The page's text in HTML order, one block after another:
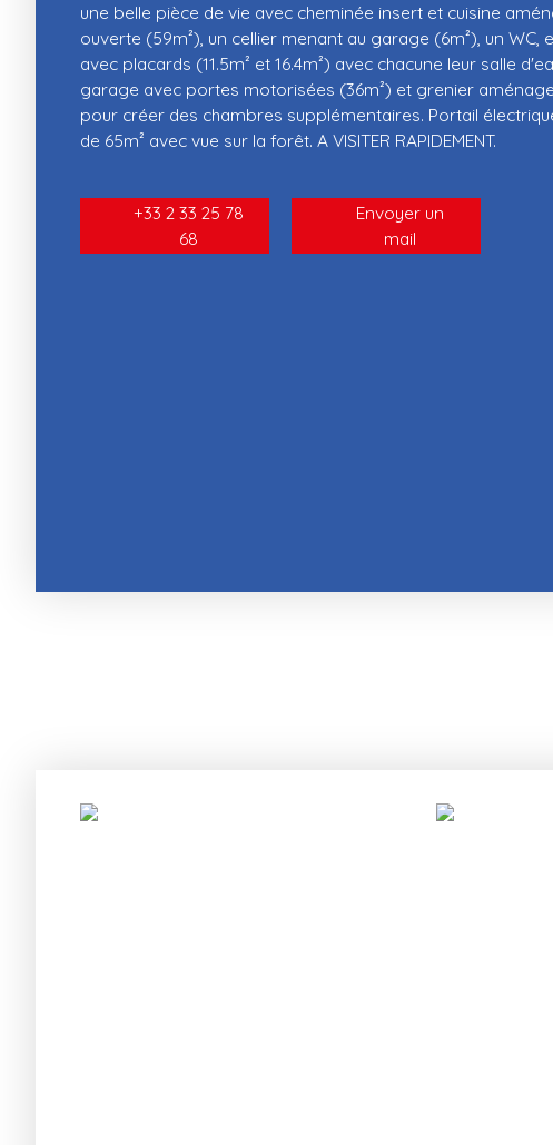
une belle pièce de vie avec cheminée insert et cuisine
ouverte (59m²), un cellier menant au garage (6m²), un WC,
avec placards (11.5m² et 16.4m²) avec chacune leur salle
garage avec portes motorisées (36m²) et grenier
pour créer des chambres supplémentaires. Portail
de 65m² avec vue sur la forêt. A VISITER RAPIDEMENT.
+33 2 33 25 78
68
Envoyer un
mail